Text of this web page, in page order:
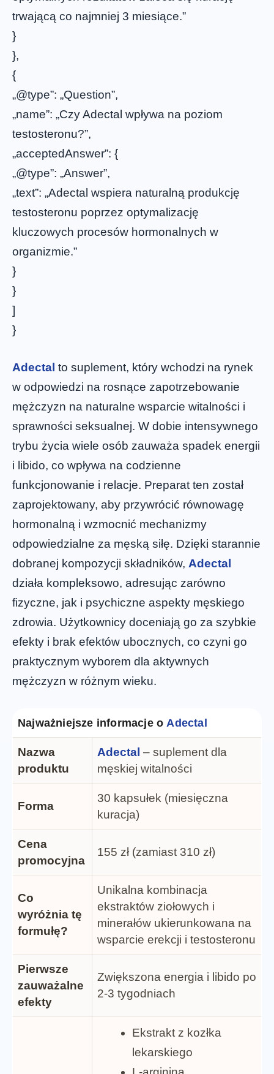
trwającą co najmniej 3 miesiące.”
}
},
{
„@type”: „Question”,
„name”: „Czy Adectal wpływa na poziom
testosteronu?”,
„acceptedAnswer”: {
„@type”: „Answer”,
„text”: „Adectal wspiera naturalną produkcję
testosteronu poprzez optymalizację
kluczowych procesów hormonalnych w
organizmie.”
}
}
]
}
Adectal to suplement, który wchodzi na rynek
w odpowiedzi na rosnące zapotrzebowanie
mężczyzn na naturalne wsparcie witalności i
sprawności seksualnej. W dobie intensywnego
trybu życia wiele osób zauważa spadek energii
i libido, co wpływa na codzienne
funkcjonowanie i relacje. Preparat ten został
zaprojektowany, aby przywrócić równowagę
hormonalną i wzmocnić mechanizmy
odpowiedzialne za męską siłę. Dzięki starannie
dobranej kompozycji składników, Adectal
działa kompleksowo, adresując zarówno
fizyczne, jak i psychiczne aspekty męskiego
zdrowia. Użytkownicy doceniają go za szybkie
efekty i brak efektów ubocznych, co czyni go
praktycznym wyborem dla aktywnych
mężczyzn w różnym wieku.
Najważniejsze informacje oAdectal
Nazwa
produktu
Adectal – suplement dla
męskiej witalności
Forma
30 kapsułek (miesięczna
kuracja)
Cena
promocyjna
155 zł (zamiast 310 zł)
Co
wyróżnia tę
formułę?
Unikalna kombinacja
ekstraktów ziołowych i
minerałów ukierunkowana na
wsparcie erekcji i testosteronu
Pierwsze
zauważalne
efekty
Zwiększona energia i libido po
2-3 tygodniach
Ekstrakt z kozłka
lekarskiego